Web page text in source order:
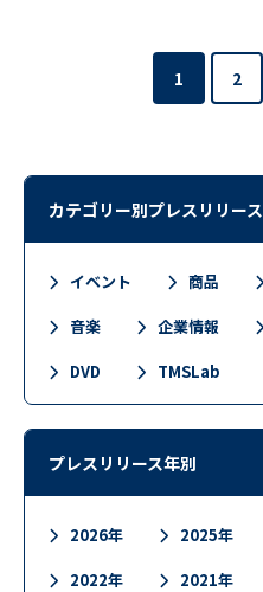
1 2
カテゴリー別プレスリリース
イベント 商品
音楽
企業情報
DVD
TMSLab
プレスリリース年別
2026年 2025年
2022年
2021年